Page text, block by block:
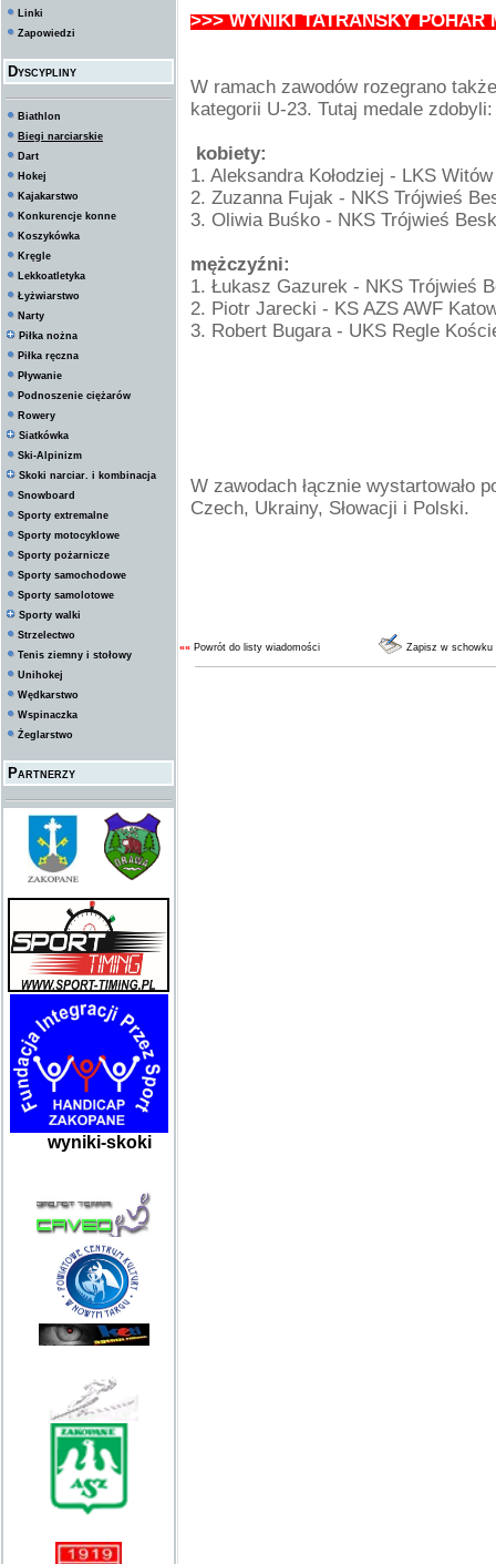
Linki
Zapowiedzi
Dyscypliny
Biathlon
Biegi narciarskie
Dart
Hokej
Kajakarstwo
Konkurencje konne
Koszykówka
Kręgle
Lekkoatletyka
Łyżwiarstwo
Narty
Piłka nożna
Piłka ręczna
Pływanie
Podnoszenie ciężarów
Rowery
Siatkówka
Ski-Alpinizm
Skoki narciar. i kombinacja
Snowboard
Sporty extremalne
Sporty motocyklowe
Sporty pożarnicze
Sporty samochodowe
Sporty samolotowe
Sporty walki
Strzelectwo
Tenis ziemny i stołowy
Unihokej
Wędkarstwo
Wspinaczka
Żeglarstwo
Partnerzy
wyniki-skoki
>>> WYNIKI TATRANSKY POHAR
W ramach zawodów rozegrano
kategorii U-23. Tutaj medale zdobyli:
kobiety:
1. Aleksandra Kołodziej - LKS
2. Zuzanna Fujak - NKS Trójwieś
3. Oliwia Buśko - NKS Trójwieś
mężczyźni:
1. Łukasz Gazurek - NKS Trójwieś
2. Piotr Jarecki - KS AZS AWF
3. Robert Bugara - UKS Regle
W zawodach łącznie wystartowało
Czech, Ukrainy, Słowacji i Polski.
«« Powrót do listy wiadomości Zapisz w schowku